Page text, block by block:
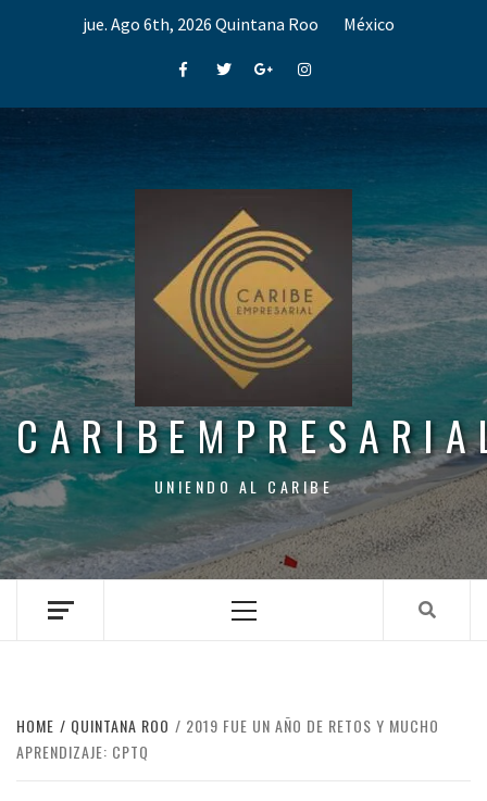
jue. Ago 6th, 2026 Quintana Roo México
FacebookTwitterGoogle+Instagram
UNIENDO AL CARIBE
Menu
HOME QUINTANA ROO
2019 FUE UN AÑO DE RETOS Y MUCHO
APRENDIZAJE: CPTQ